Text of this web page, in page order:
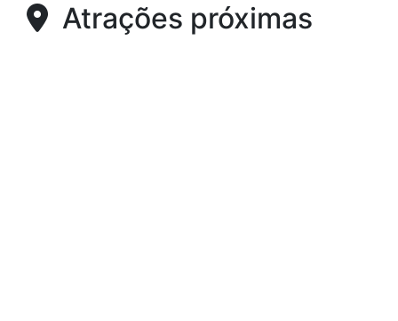
Atrações próximas